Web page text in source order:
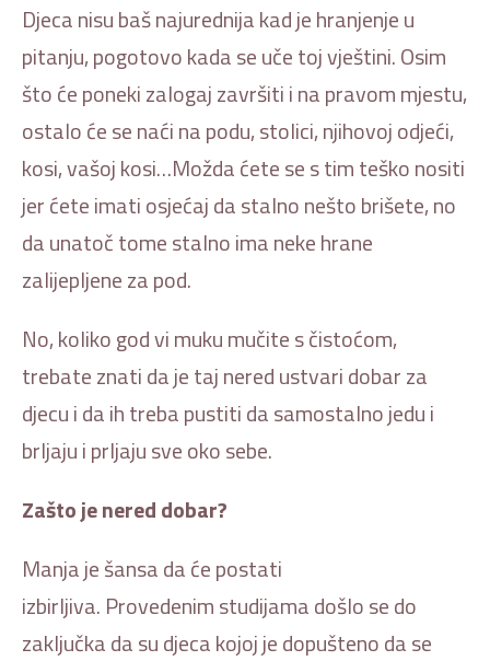
Djeca nisu baš najurednija kad je hranjenje u
pitanju, pogotovo kada se uče toj vještini. Osim
što će poneki zalogaj završiti i na pravom mjestu,
ostalo će se naći na podu, stolici, njihovoj odjeći,
kosi, vašoj kosi…Možda ćete se s tim teško nositi
jer ćete imati osjećaj da stalno nešto brišete, no
da unatoč tome stalno ima neke hrane
zalijepljene za pod.
No, koliko god vi muku mučite s čistoćom,
trebate znati da je taj nered ustvari dobar za
djecu i da ih treba pustiti da samostalno jedu i
brljaju i prljaju sve oko sebe.
Zašto je nered dobar?
Manja je šansa da će postati
izbirljiva. Provedenim studijama došlo se do
zaključka da su djeca kojoj je dopušteno da se